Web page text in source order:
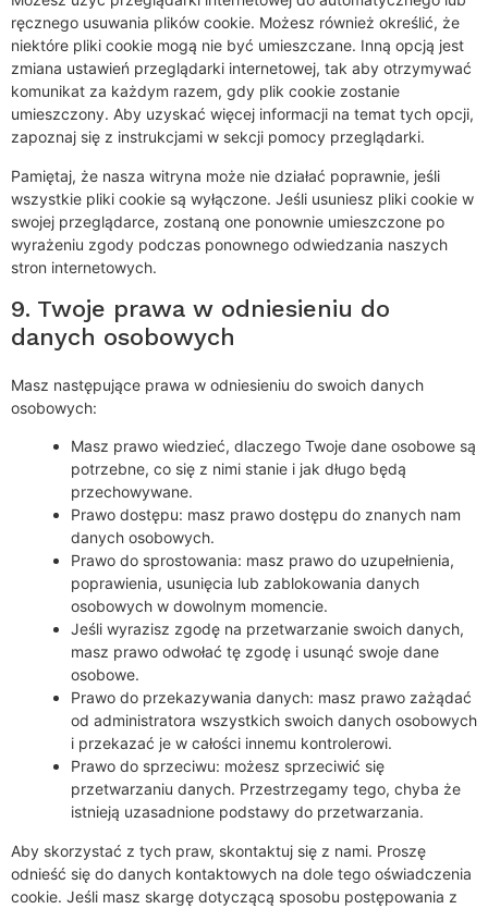
ręcznego usuwania plików cookie. Możesz również określić, że
niektóre pliki cookie mogą nie być umieszczane. Inną opcją jest
zmiana ustawień przeglądarki internetowej, tak aby otrzymywać
komunikat za każdym razem, gdy plik cookie zostanie
umieszczony. Aby uzyskać więcej informacji na temat tych opcji,
zapoznaj się z instrukcjami w sekcji pomocy przeglądarki.
Pamiętaj, że nasza witryna może nie działać poprawnie, jeśli
wszystkie pliki cookie są wyłączone. Jeśli usuniesz pliki cookie w
swojej przeglądarce, zostaną one ponownie umieszczone po
wyrażeniu zgody podczas ponownego odwiedzania naszych
stron internetowych.
9. Twoje prawa w odniesieniu do
danych osobowych
Masz następujące prawa w odniesieniu do swoich danych
osobowych:
Masz prawo wiedzieć, dlaczego Twoje dane osobowe są
potrzebne, co się z nimi stanie i jak długo będą
przechowywane.
Prawo dostępu: masz prawo dostępu do znanych nam
danych osobowych.
Prawo do sprostowania: masz prawo do uzupełnienia,
poprawienia, usunięcia lub zablokowania danych
osobowych w dowolnym momencie.
Jeśli wyrazisz zgodę na przetwarzanie swoich danych,
masz prawo odwołać tę zgodę i usunąć swoje dane
osobowe.
Prawo do przekazywania danych: masz prawo zażądać
od administratora wszystkich swoich danych osobowych
i przekazać je w całości innemu kontrolerowi.
Prawo do sprzeciwu: możesz sprzeciwić się
przetwarzaniu danych. Przestrzegamy tego, chyba że
istnieją uzasadnione podstawy do przetwarzania.
Aby skorzystać z tych praw, skontaktuj się z nami. Proszę
odnieść się do danych kontaktowych na dole tego oświadczenia
cookie. Jeśli masz skargę dotyczącą sposobu postępowania z